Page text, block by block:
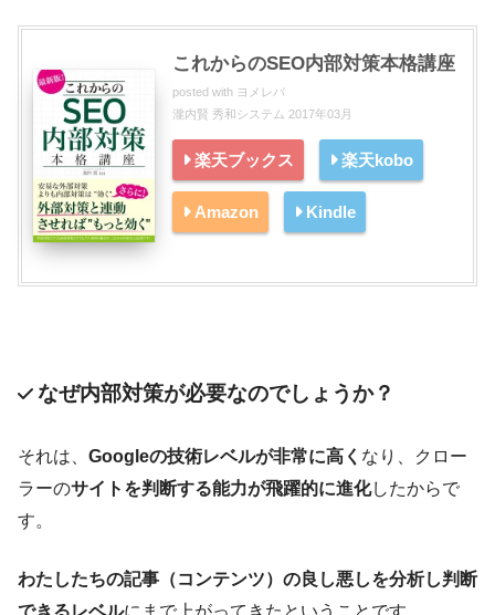
これからのSEO内部対策本格講座
posted with ヨメレバ
瀧内賢 秀和システム 2017年03月
楽天ブックス 楽天kobo
Amazon Kindle
なぜ内部対策が必要なのでしょうか？
それは、 Googleの技術レベルが非常に高く なり、クロー
ラーのサイトを判断する能力が飛躍的に進化したからで
す。
わたしたちの記事（コンテンツ）の良し悪しを分析し判断
できるレベルにまで上がってきたということです。